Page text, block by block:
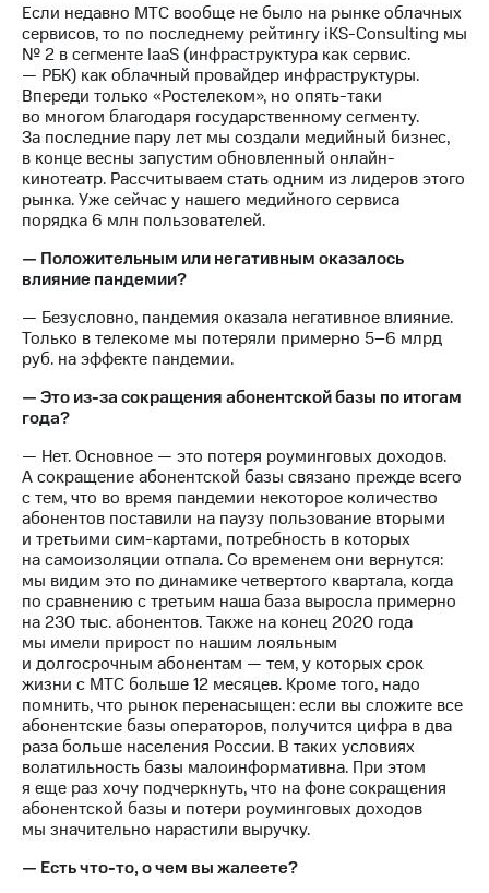
Другое
Регистратор
Реквизиты
Контакты
развитие
деловая этика
На главную
Если недавно МТС вообще не было на рынке облачных
сервисов, то по последнему рейтингу iKS-Consulting мы
№ 2 в сегменте IaaS (инфраструктура как сервис.
— РБК) как облачный провайдер инфраструктуры.
Впереди только «Ростелеком», но опять-таки
во многом благодаря государственному сегменту.
За последние пару лет мы создали медийный бизнес,
в конце весны запустим обновленный онлайн-
кинотеатр. Рассчитываем стать одним из лидеров этого
рынка. Уже сейчас у нашего медийного сервиса
порядка 6 млн пользователей.
— Положительным или негативным оказалось
влияние пандемии?
— Безусловно, пандемия оказала негативное влияние.
Только в телекоме мы потеряли примерно 5–6 млрд
руб. на эффекте пандемии.
— Это из-за сокращения абонентской базы по итогам
года?
— Нет. Основное — это потеря роуминговых доходов.
А сокращение абонентской базы связано прежде всего
с тем, что во время пандемии некоторое количество
абонентов поставили на паузу пользование вторыми
и третьими сим-картами, потребность в которых
на самоизоляции отпала. Со временем они вернутся:
мы видим это по динамике четвертого квартала, когда
по сравнению с третьим наша база выросла примерно
на 230 тыс. абонентов. Также на конец 2020 года
мы имели прирост по нашим лояльным
и долгосрочным абонентам — тем, у которых срок
жизни с МТС больше 12 месяцев. Кроме того, надо
помнить, что рынок перенасыщен: если вы сложите все
абонентские базы операторов, получится цифра в два
раза больше населения России. В таких условиях
волатильность базы малоинформативна. При этом
я еще раз хочу подчеркнуть, что на фоне сокращения
абонентской базы и потери роуминговых доходов
мы значительно нарастили выручку.
— Есть что-то, о чем вы жалеете?